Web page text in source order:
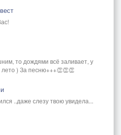
то дождями всё заливает, у
лето ) За песню+++👏👏👏
..даже слезу твою увидела...